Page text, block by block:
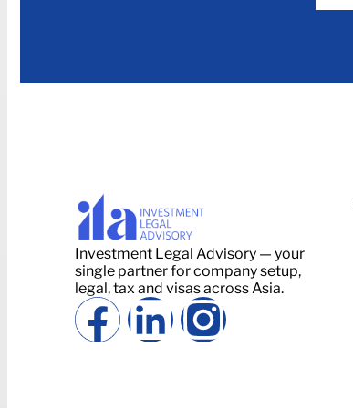
Investment Legal Advisory — your
single partner for company setup,
legal, tax and visas across Asia.